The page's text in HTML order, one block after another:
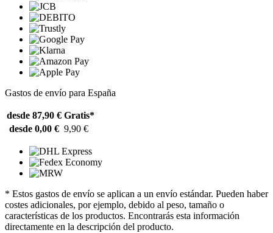
Gastos de envío para España
desde 87,90 € Gratis*
desde 0,00 € 9,90 €
* Estos gastos de envío se aplican a un envío estándar. Pueden haber
costes adicionales, por ejemplo, debido al peso, tamaño o
características de los productos. Encontrarás esta información
directamente en la descripción del producto.